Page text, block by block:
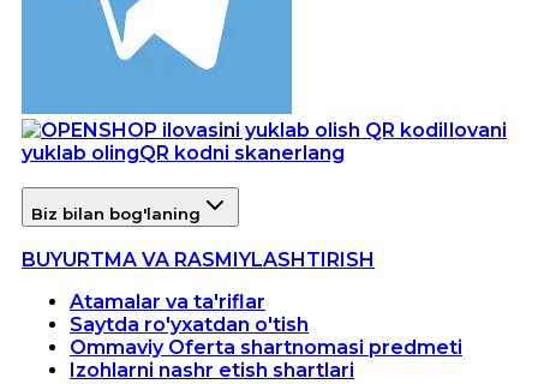
Ilovani
yuklab olingQR kodni skanerlang
Biz bilan bog'laning
BUYURTMA VA RASMIYLASHTIRISH
Atamalar va ta'riflar
Saytda ro'yxatdan o'tish
Ommaviy Oferta shartnomasi predmeti
Izohlarni nashr etish shartlari